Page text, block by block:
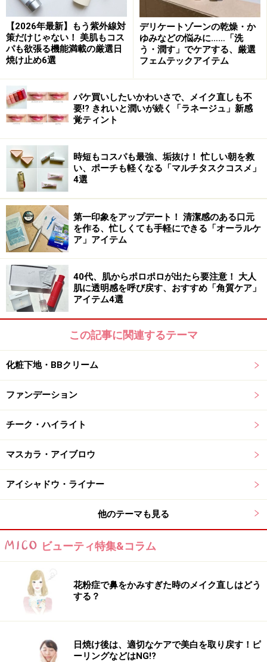
Amazonで見る
※データは記事公開時点のものです。
※記事内容は執筆時点のものです。最新の内容をご確認くださ
い。
※個人の体質、また、誤った方法による実践に起因して肌荒れや
不調を引き起こす場合があります。実践の際には、必ず自身の体
質及び健康状態を十分に考慮し、正しい方法で行ってください。
また、全ての方への有効性を保証するものではありません。
【編集部おすすめの購入サイト】
Amazonで化粧品・コスメをチェック！
楽天市場で人気のコスメをチェック！
【2026年最新】もう紫外線対
策だけじゃない！ 美肌もコス
パも欲張る機能満載の厳選日
焼け止め6選
デリケートゾーンの乾燥・か
ゆみなどの悩みに……「洗
う・潤す」でケアする、厳選
フェムテックアイテム
パケ買いしたいかわいさで、メイク直しも不
要!? きれいと潤いが続く「ラネージュ」新感
覚ティント
時短もコスパも最強、垢抜け！ 忙しい朝を救
い、ポーチも軽くなる「マルチタスクコスメ」
4選
第一印象をアップデート！ 清潔感のある口元
を作る、忙しくても手軽にできる「オーラルケ
ア」アイテム
40代、肌からポロポロが出たら要注意！ 大人
肌に透明感を呼び戻す、おすすめ「角質ケア」
アイテム4選
この記事に関連するテーマ
化粧下地・BBクリーム
ファンデーション
チーク・ハイライト
マスカラ・アイブロウ
アイシャドウ・ライナー
他のテーマも見る
ビューティ特集&コラム
花粉症で鼻をかみすぎた時のメイク直しはどう
する？
日焼け後は、適切なケアで美白を取り戻す！ピ
ーリングなどはNG!?